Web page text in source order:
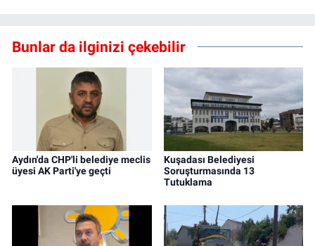
Bunlar da ilginizi çekebilir
Aydın'da CHP'li belediye meclis
üyesi AK Parti'ye geçti
Kuşadası Belediyesi
Soruşturmasında 13
Tutuklama